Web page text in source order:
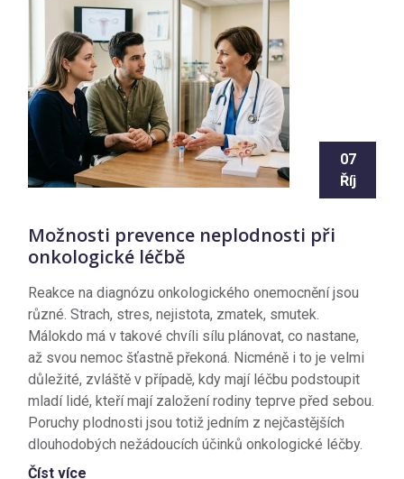
07
Říj
Možnosti prevence neplodnosti při
onkologické léčbě
Reakce na diagnózu onkologického onemocnění jsou
různé. Strach, stres, nejistota, zmatek, smutek.
Málokdo má v takové chvíli sílu plánovat, co nastane,
až svou nemoc šťastně překoná. Nicméně i to je velmi
důležité, zvláště v případě, kdy mají léčbu podstoupit
mladí lidé, kteří mají založení rodiny teprve před sebou.
Poruchy plodnosti jsou totiž jedním z nejčastějších
dlouhodobých nežádoucích účinků onkologické léčby.
Číst více